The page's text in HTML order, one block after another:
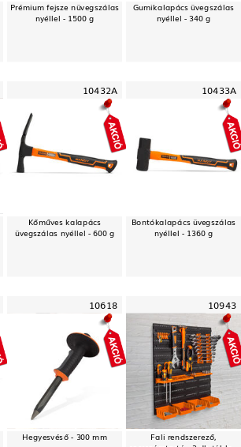
Prémium fejsze nüvegszálas
nyéllel - 1500 g
Gumikalapács üvegszálas
nyéllel - 340 g
10432A
Kőműves kalapács
üvegszálas nyéllel - 600 g
10433A
Bontókalapács üvegszálas
nyéllel - 1360 g
10618
Hegyesvéső - 300 mm
10943
Fali rendszerező,